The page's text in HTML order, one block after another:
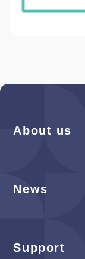
About us
News
Support